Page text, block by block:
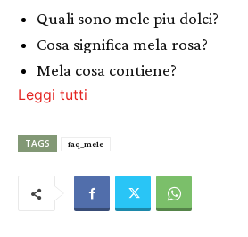
Quali sono mele piu dolci?
Cosa significa mela rosa?
Mela cosa contiene?
Leggi tutti
TAGS faq_mele